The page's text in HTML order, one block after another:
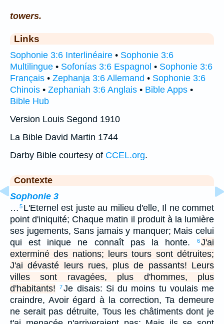
towers.
Links
Sophonie 3:6 Interlinéaire • Sophonie 3:6
Multilingue • Sofonías 3:6 Espagnol • Sophonie 3:6
Français • Zephanja 3:6 Allemand • Sophonie 3:6
Chinois • Zephaniah 3:6 Anglais • Bible Apps •
Bible Hub
Version Louis Segond 1910
La Bible David Martin 1744
Darby Bible courtesy of CCEL.org.
Contexte
Sophonie 3
… 5 L'Eternel est juste au milieu d'elle, Il ne commet
point d'iniquité; Chaque matin il produit à la lumière
ses jugements, Sans jamais y manquer; Mais celui
qui est inique ne connaît pas la honte.
6J'ai
exterminé des nations; leurs tours sont détruites;
J'ai dévasté leurs rues, plus de passants! Leurs
villes sont ravagées, plus d'hommes, plus
d'habitants!
7Je disais: Si du moins tu voulais me
craindre, Avoir égard à la correction, Ta demeure
ne serait pas détruite, Tous les châtiments dont je